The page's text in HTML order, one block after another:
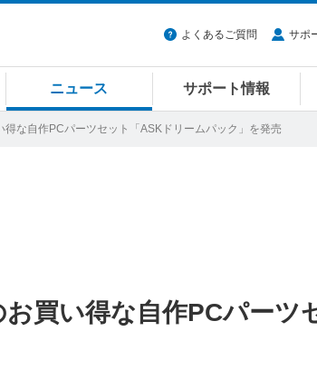
よくあるご質問 サポ
ニュース サポート情報
な自作PCパーツセット「ASKドリームパック」を発売
買い得な自作PCパーツ